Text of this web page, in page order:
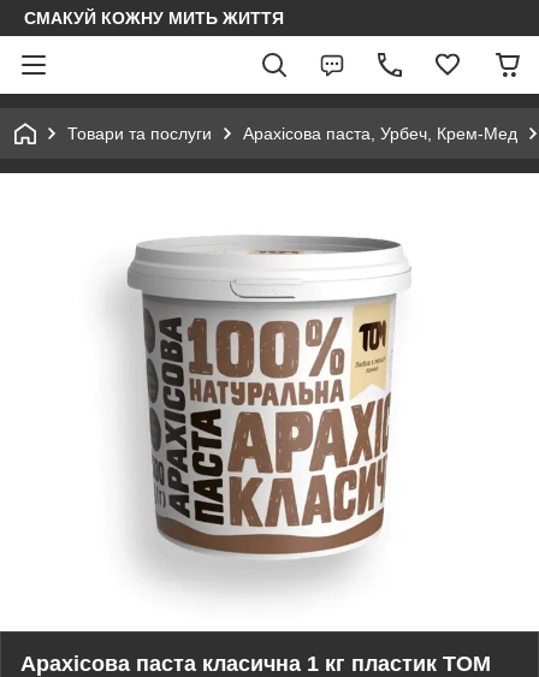
СМАКУЙ КОЖНУ МИТЬ ЖИТТЯ
Товари та послуги Арахісова паста, Урбеч, Крем-Мед
Арахіcова паста класична 1 кг пластик ТОМ